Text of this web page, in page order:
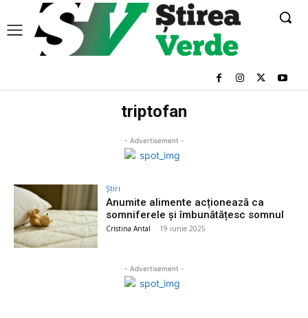
triptofan
- Advertisement -
Știri
Anumite alimente acționează ca
somniferele și îmbunătățesc somnul
Cristina Antal - 19 iunie 2025
- Advertisement -